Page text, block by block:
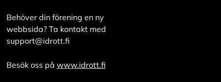
Behöver din förening en ny
webbsida? Ta kontakt med
support@idrott.fi
Besök oss på www.idrott.fi